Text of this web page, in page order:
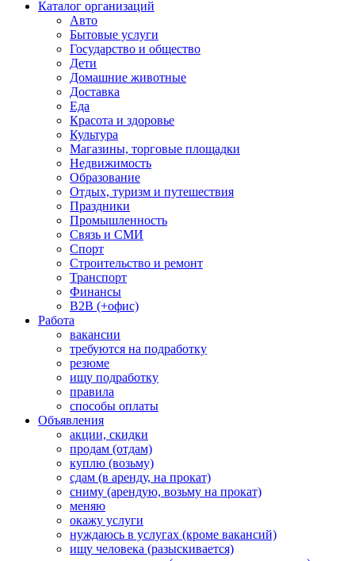
Каталог организаций
Авто
Бытовые услуги
Государство и общество
Дети
Домашние животные
Доставка
Еда
Красота и здоровье
Культура
Магазины, торговые площадки
Недвижимость
Образование
Отдых, туризм и путешествия
Праздники
Промышленность
Связь и СМИ
Спорт
Строительство и ремонт
Транспорт
Финансы
B2B (+офис)
Работа
вакансии
требуются на подработку
резюме
ищу подработку
правила
способы оплаты
Объявления
акции, скидки
продам (отдам)
куплю (возьму)
сдам (в аренду, на прокат)
сниму (арендую, возьму на прокат)
меняю
окажу услуги
нуждаюсь в услугах (кроме вакансий)
ищу человека (разыскивается)